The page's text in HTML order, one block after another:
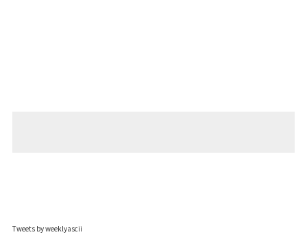
Tweets by weeklyascii